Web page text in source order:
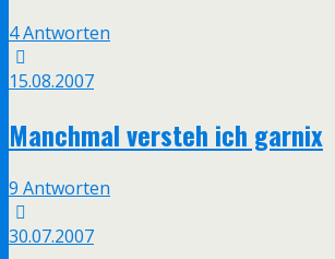
4 Antworten
15.08.2007
Manchmal versteh ich garnix
9 Antworten
30.07.2007